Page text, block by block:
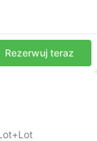
Rezerwuj teraz